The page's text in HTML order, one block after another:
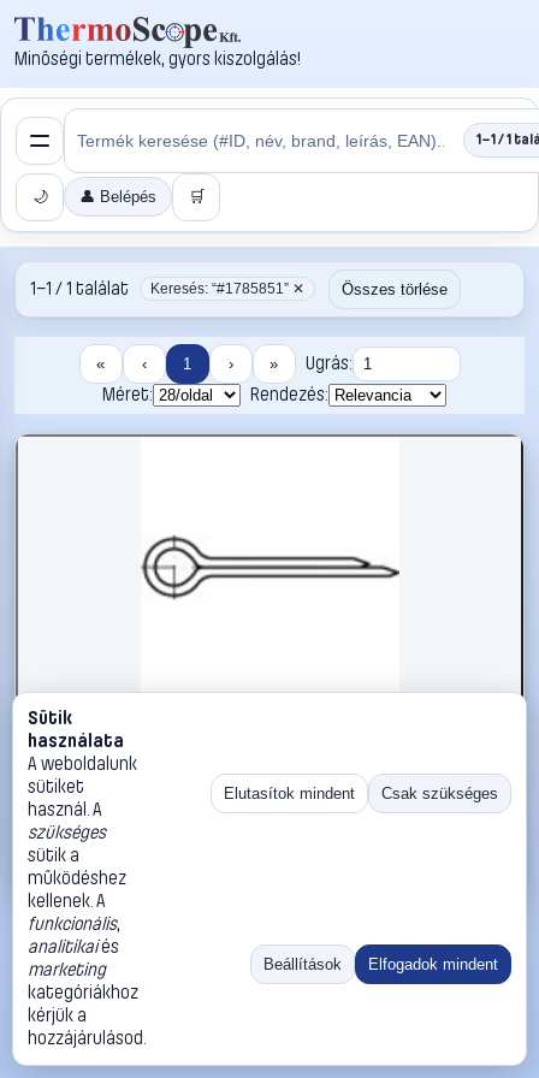
Minőségi termékek, gyors kiszolgálás!
1–1 / 1
🌙 👤 Belépés 🛒
1–1 / 1 találat Keresés: “#1785851” ✕ Összes törlése
« ‹ 1 › »
Ugrás:
Méret:
Rendezés:
#1785851
Sasszeg TOOLCRAFT DIN 94 A 4, méret: 13 x 200 mm 25 db
TOOLCRAFT
147 990 Ft
Kosárba
«
Méret:
Rendezés:
©2026
ThermoScope
Cégbemutató
Sütik
használata
A weboldalunk
sütiket
használ. A
szükséges
sütik a
működéshez
kellenek. A
funkcionális,
analitikaiés
marketing
kategóriákhoz
kérjük a
hozzájárulásod.
Elutasítok mindent Csak szükséges
Beállítások Elfogadok mindent